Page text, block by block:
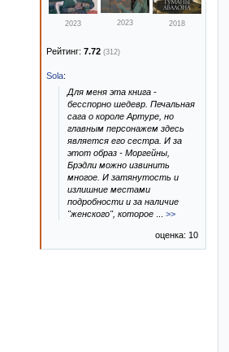
2023 2023 2018
Рейтинг: 7.72 (312)
Sola:
Для меня эта книга -
бесспорно шедевр. Печальная
сага о короле Артуре, но
главным персонажем здесь
является его сестра. И за
этот образ - Моргейны,
Брэдли можно извинить
многое. И затянутость и
излишние местами
подробности и за наличие
"женского", которое
>>
оценка: 10